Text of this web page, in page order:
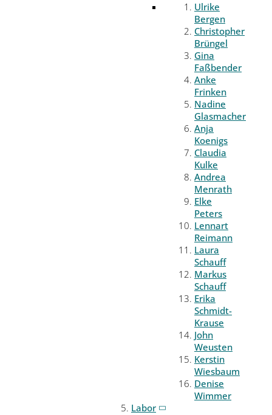
Ulrike
Bergen
Christopher
Brüngel
Gina
Faßbender
Anke
Frinken
Nadine
Glasmacher
Anja
Koenigs
Claudia
Kulke
Andrea
Menrath
Elke
Peters
Lennart
Reimann
Laura
Schauff
Markus
Schauff
Erika
Schmidt-
Krause
John
Weusten
Kerstin
Wiesbaum
Denise
Wimmer
Labor